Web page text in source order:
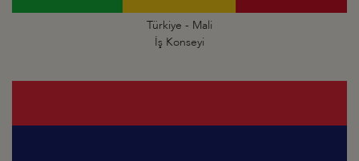
Türkiye - Mali
İş Konseyi